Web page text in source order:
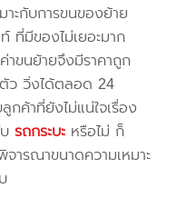
ะกับการขนของย้าย
มีของไม่เยอะมาก
าขนย้ายจึงมีราคาถูก
ว วิ่งได้ตลอด 24
ค้าที่ยังไม่แน่ใจเรื่อง
บรถกระบะ หรือไม่ ก็
จารณาขนาดความเหมาะ